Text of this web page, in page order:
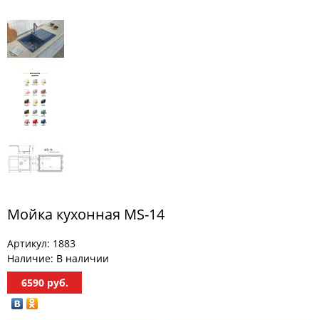
Мойка кухонная MS-14
Артикул: 1883
Наличие: В наличии
6590руб.
ДЛЯ
ПРИХОЖЕЙ
СТОЛЫ
ОФИСНАЯ
МЕБЕЛЬ
МАТРАСЫ
ВАННОЙ
МЕБЕЛЬ-
ТРАНСФОРМЕР
РАЗНАЯ
МЕБЕЛЬ